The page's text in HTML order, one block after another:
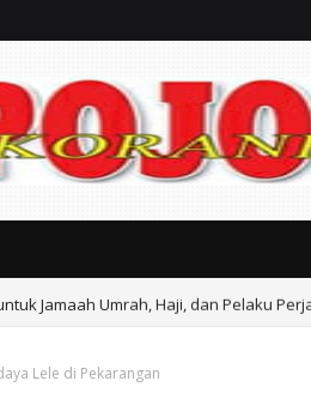
Jamaah Umrah, Haji, dan Pelaku
Lele di Pekarangan